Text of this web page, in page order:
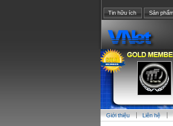
Tin hữu ích Sản
Giới thiệu Liên hệ